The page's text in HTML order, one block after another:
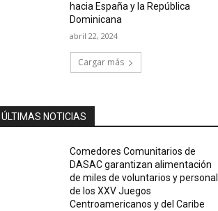
hacia España y la República
Dominicana
abril 22, 2024
Cargar más
ÚLTIMAS NOTICIAS
Comedores Comunitarios de
DASAC garantizan alimentación
de miles de voluntarios y personal
de los XXV Juegos
Centroamericanos y del Caribe